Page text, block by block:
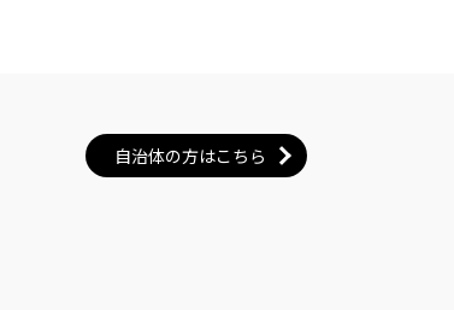
自治体の方はこちら